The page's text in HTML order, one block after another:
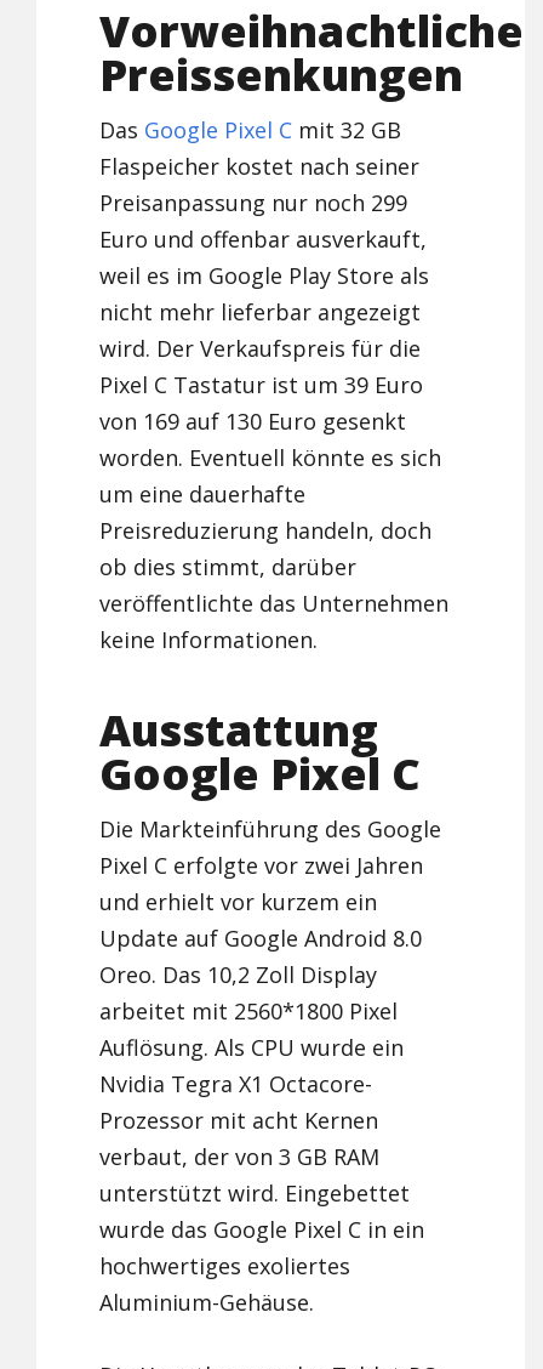
Vorweihnachtliche
Preissenkungen
Das Google Pixel C mit 32 GB
Flaspeicher kostet nach seiner
Preisanpassung nur noch 299
Euro und offenbar ausverkauft,
weil es im Google Play Store als
nicht mehr lieferbar angezeigt
wird. Der Verkaufspreis für die
Pixel C Tastatur ist um 39 Euro
von 169 auf 130 Euro gesenkt
worden. Eventuell könnte es sich
um eine dauerhafte
Preisreduzierung handeln, doch
ob dies stimmt, darüber
veröffentlichte das Unternehmen
keine Informationen.
Ausstattung
Google Pixel C
Die Markteinführung des Google
Pixel C erfolgte vor zwei Jahren
und erhielt vor kurzem ein
Update auf Google Android 8.0
Oreo. Das 10,2 Zoll Display
arbeitet mit 2560*1800 Pixel
Auflösung. Als CPU wurde ein
Nvidia Tegra X1 Octacore-
Prozessor mit acht Kernen
verbaut, der von 3 GB RAM
unterstützt wird. Eingebettet
wurde das Google Pixel C in ein
hochwertiges exoliertes
Aluminium-Gehäuse.